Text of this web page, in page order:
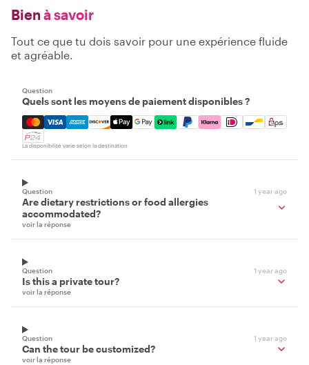
Bien à savoir
Tout ce que tu dois savoir pour une expérience fluide
et agréable.
Question
Quels sont les moyens de paiement disponibles ?
Mastercard, Visa, Amex, Discover, Apple Pay, Google
La disponibilité varie selon la destination
Question 1 year ago
Are dietary restrictions or food allergies
accommodated?
voir la réponse
Question 1 year ago
Is this a private tour?
voir la réponse
Question 1 year ago
Can the tour be customized?
voir la réponse